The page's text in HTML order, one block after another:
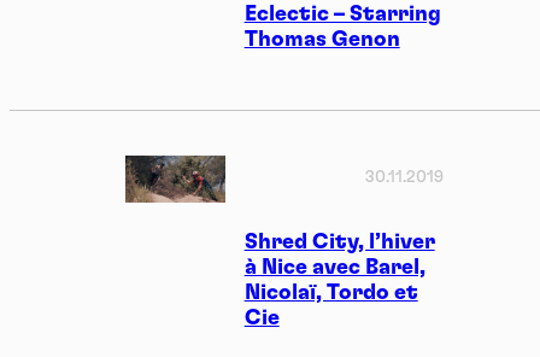
Eclectic – Starring
Thomas Genon
Shred City, l’hiver
à Nice avec Barel,
Nicolaï, Tordo et
Cie
30.11.2019